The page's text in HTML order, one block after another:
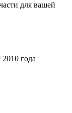
для вашей
года